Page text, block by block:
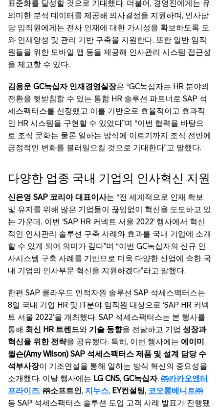
표준화를 달성할 것으로 기대했다. 더불어, 경영진에게는 유
의미한 분석 데이터를 제공해 의사결정을 지원하며, 인사담
당 임직원에게는 전사 인재에 대한 가시성을 확보하도록 도
와 인재양성 및 관리 기반 구축을 지원한다. 또한 일반 임직
원들을 위한 모바일 앱 등을 제공해 인사관리 시스템 접근성
을 제고할 수 있다.
김용운 GC녹십자 인재경영실장은 “GC녹십자는 HR 분야의
전환을 뒷받침할 수 있는 통합 HR 솔루션 파트너로 SAP 석
세스팩터스를 선정했고 이를 기반으로 효율적이고 효과적
인 HR 시스템을 구현할 수 있었다”며 “이번 협력을 바탕으
로 조직 문화는 물론 일하는 방식에 이르기까지 조직 전반에
긍정적인 변화를 불러일으킬 것으로 기대한다”고 말했다.
다양한 업종 국내 기업의 인사혁신 지원
신은영 SAP 코리아 대표이사는 “전 세계적으로 인재 확보
및 유지를 위해 많은 기업들이 끊임없이 혁신을 도모하고 있
는 가운데, 이번 ‘SAP HR 커넥트 서울 2022’ 행사에서 혁신
적인 인사관리 솔루션 구축 사례와 효과를 국내 기업에 소개
할 수 있게 되어 의미가 깊다”며 “이번 GC녹십자의 신규 인
사시스템 구축 사례를 기반으로 더욱 다양한 산업에 속한 국
내 기업의 인사부문 혁신을 지원하겠다”라고 말했다.
한편 SAP 클라우드 인적자원 솔루션 SAP 석세스팩터스는
8일 국내 기업 HR 및 IT분야 임직원 대상으로 ‘SAP HR 커넥
트 서울 2022’을 개최했다. SAP 석세스팩터스는 본 행사를
통해 최신 HR 트렌드와 기술 동향을 전달하고 기업 성장과
혁신을 위한 전략을 공유했다. 특히, 이번 행사에는 에이미
윌슨(Amy Wilson) SAP 석세스팩터스 제품 및 설계 담당 수
석부사장이 기조연설을 통해 일하는 방식 혁신의 중요성을
소개했다. 이날 행사에는 LG CNS, GC녹십자, ㈜카카오엔터
프라이즈, ㈜소프트인, 지누스, EY컨설팅, 코오롱베니트㈜
등 SAP 석세스팩터스 솔루션 도입 고객 사례 발표가 진행됐